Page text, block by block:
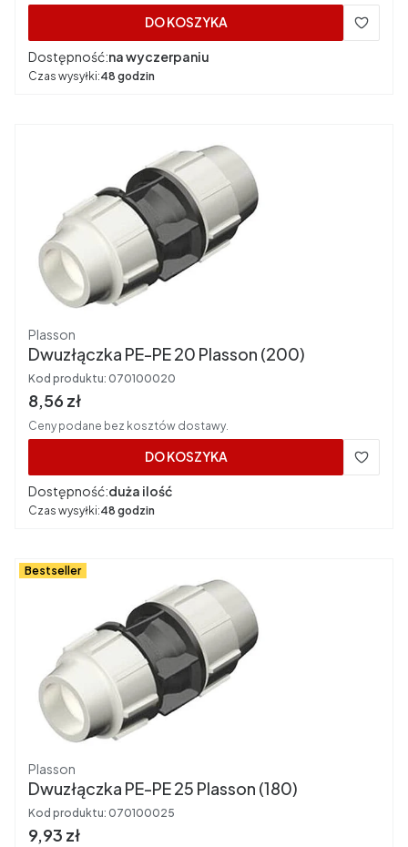
DO KOSZYKA
Dostępność:na wyczerpaniu
Czas wysyłki:48 godzin
Producent
Plasson
Dwuzłączka PE-PE 20 Plasson (200)
Kod produktu: 070100020
Cena brutto
8,56 zł
Ceny podane bez kosztów dostawy.
DO KOSZYKA
Dostępność:duża ilość
Czas wysyłki:48 godzin
Bestseller
Producent
Plasson
Dwuzłączka PE-PE 25 Plasson (180)
Kod produktu: 070100025
Cena brutto
9,93 zł